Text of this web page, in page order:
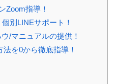
Zoom指導！
別LINEサポート！
/マニュアルの提供！
を0から徹底指導！